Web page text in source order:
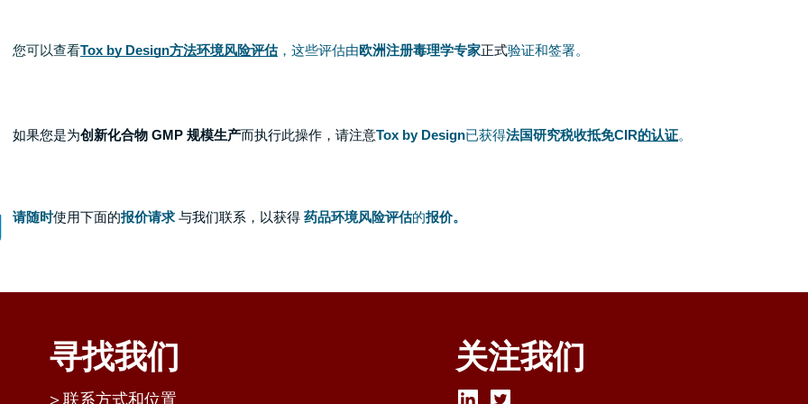
您可以查看Tox by Design方法环境风险评估 ，这些评估由欧洲注册毒理学专家正式验证和签署。
如果您是为创新化合物 GMP 规模生产而执行此操作，请注意Tox by Design已获得法国研究税收抵免CIR的认证。
请随时使用下面的报价请求 与我们联系，以获得 药品环境风险评估的报价。
寻找我们
联系方式和位置
关注我们